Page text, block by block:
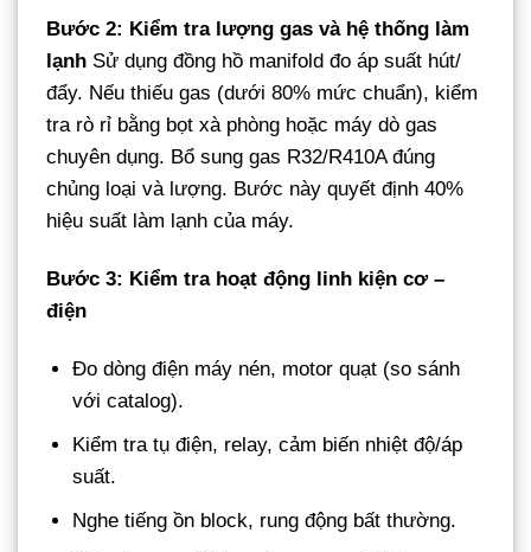
Bước 2: Kiểm tra lượng gas và hệ thống làm
lạnh Sử dụng đồng hồ manifold đo áp suất hút/
đẩy. Nếu thiếu gas (dưới 80% mức chuẩn), kiểm
tra rò rỉ bằng bọt xà phòng hoặc máy dò gas
chuyên dụng. Bổ sung gas R32/R410A đúng
chủng loại và lượng. Bước này quyết định 40%
hiệu suất làm lạnh của máy.
Bước 3: Kiểm tra hoạt động linh kiện cơ –
điện
Đo dòng điện máy nén, motor quạt (so sánh
với catalog).
Kiểm tra tụ điện, relay, cảm biến nhiệt độ/áp
suất.
Nghe tiếng ồn block, rung động bất thường.